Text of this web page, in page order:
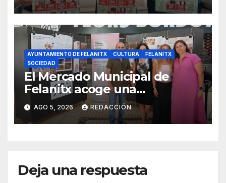
días de verbenas
AYUNTAMIENTO DE FELANITX CULTURA
FELANITX
SOCIEDAD
El Mercado Municipal de
Felanitx acoge una
exposición con propuestas de
diseño de la EASDIB
AGO 5, 2026 REDACCIÓN
Deja una respuesta